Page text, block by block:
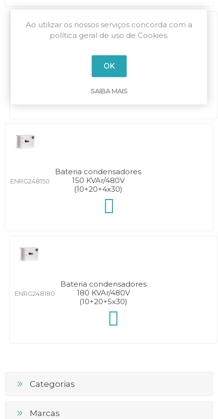
Bateria condensadores
120 KVAr/480V
(10+20+3x30)
ENRG248150
Bateria condensadores
150 KVAr/480V
(10+20+4x30)
ENRG248180
Bateria condensadores
180 KVAr/480V
(10+20+5x30)
Categorias
Marcas
Ao utilizar os nossos serviços concorda com a
política geral de uso de Cookies.
OK
SAIBA MAIS